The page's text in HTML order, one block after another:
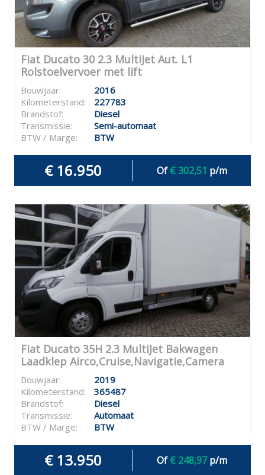
Fiat Ducato 30 2.3 MultiJet Aut. L1
Rolstoelvervoer met lift
Bouwjaar:
2016
Kilometerstand:
227783
Brandstof:
Diesel
Transmissie:
Semi-automaat
BTW / Marge:
BTW
€ 16.950 Of€ 302,51 p/m
Fiat Ducato 35H 2.3 MultiJet Bakwagen
Laadklep Airco,Cruise,Navigatie,Camera
Bouwjaar:
2019
Kilometerstand:
365487
Brandstof:
Diesel
Transmissie:
Automaat
BTW / Marge:
BTW
€ 13.950 Of€ 248,97p/m